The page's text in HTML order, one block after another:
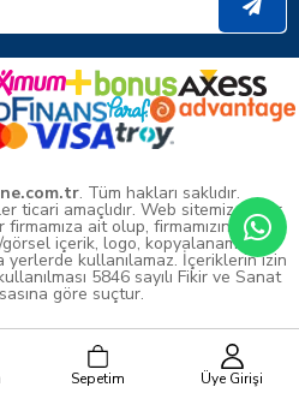
. Tüm hakları saklıdır.
ticari amaçlıdır. Web sitemizde yer
ait olup, firmamızın yazılı
görsel içerik, logo, kopyalanamaz,
kullanılamaz. İçeriklerin izin
5846 sayılı Fikir ve Sanat
göre suçtur.
Sepetim Üye Girişi